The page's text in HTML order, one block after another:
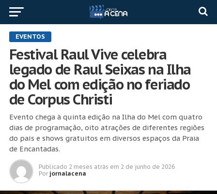
EVENTOS
Festival Raul Vive celebra
legado de Raul Seixas na Ilha
do Mel com edição no feriado
de Corpus Christi
Evento chega à quinta edição na Ilha do Mel com quatro
dias de programação, oito atrações de diferentes regiões
do país e shows gratuitos em diversos espaços da Praia
de Encantadas.
Publicado 2 meses atrás em 2 de junho de 2026
Por jornalacena